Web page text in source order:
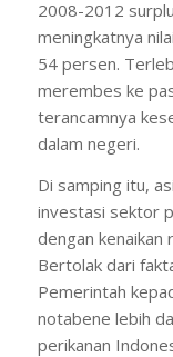
2008-2012
meningkatnya
54 persen.
merembes ke
terancamnya
dalam negeri.
Di samping itu,
investasi sektor
dengan
Bertolak dari
Pemerintah
notabene lebih
perikanan